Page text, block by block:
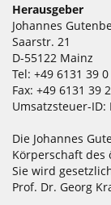
Herausgeber
Johannes
Saarstr. 21
D-55122 Mainz
Tel: +49 6131 39 0
Fax: +49 6131 39
Umsatzsteuer-ID:
Die Johannes
Körperschaft des
Sie wird
Prof. Dr. Georg